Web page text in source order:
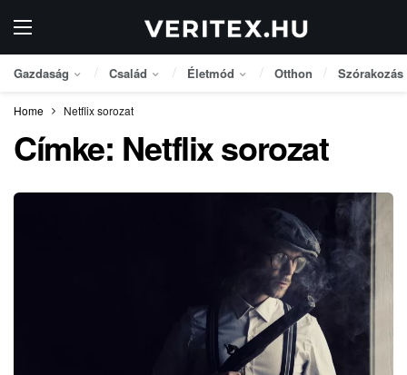
Gazdaság Család Életmód Otthon Szórakozás
Home Netflix sorozat
Címke: Netflix sorozat